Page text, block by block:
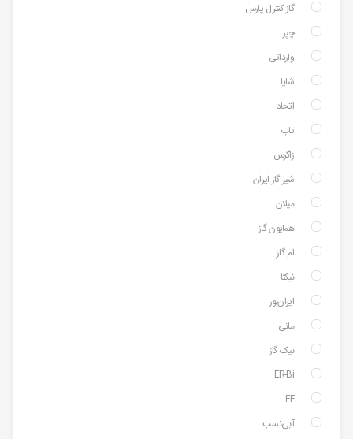
گاز کنترل پارس
چپر
وارداتی
شایا
اتحاد
تاپ
زاگرس
شیر گاز ایران
میلان
همایون گاز
ام گاز
نیکتا
ایران‌نور
مانی
نیک گاز
ER-Bi
FF
آبی‌نسب